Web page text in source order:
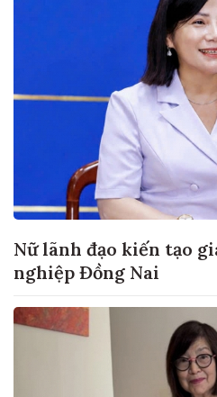
Nữ lãnh đạo kiến tạo
nghiệp Đồng Nai